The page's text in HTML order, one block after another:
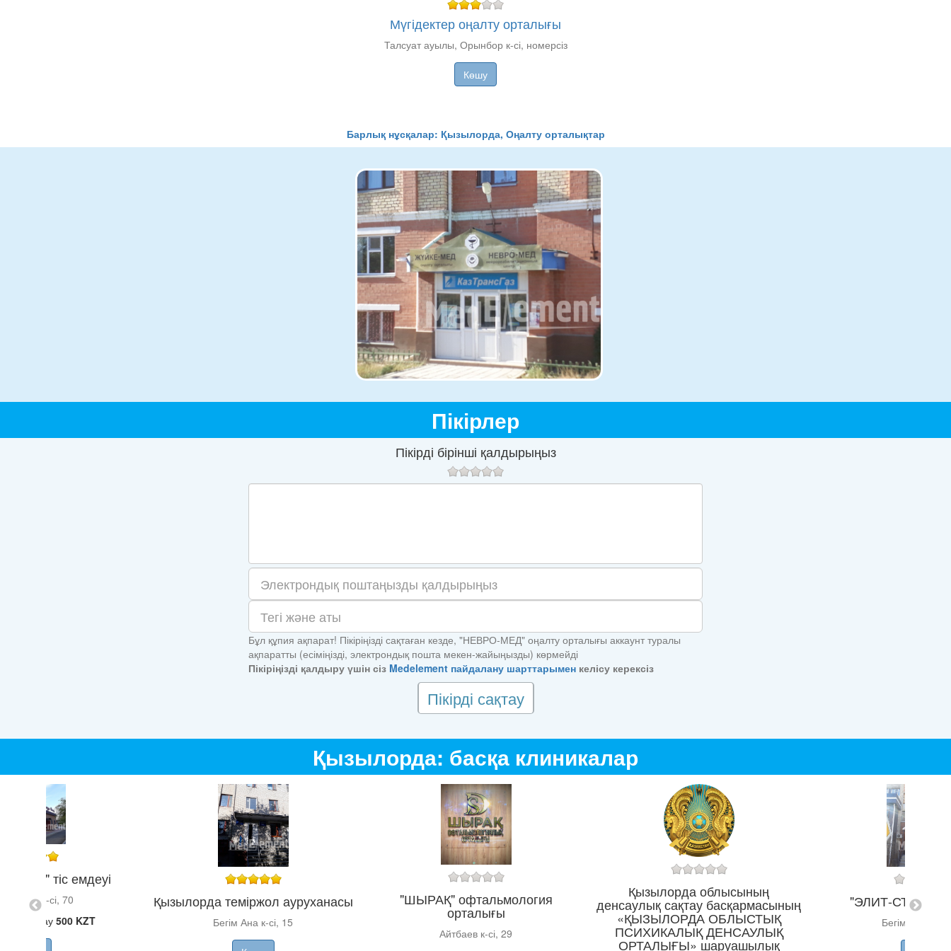
Мүгідектер оңалту орталығы
Талсуат ауылы, Орынбор к-сі, номерсіз
Көшу
Барлық нұсқалар: Қызылорда, Оңалту орталықтар
Пікірлер
Пікірді бірінші қалдырыңыз
Бұл құпия ақпарат! Пікіріңізді сақтаған кезде, "НЕВРО-МЕД" оңалту орталығы аккаунт туралы
ақпаратты (есіміңізді, электрондық пошта мекен-жайыңызды) көрмейді
Пікіріңізді қалдыру үшін сіз Medelement пайдалану шарттарымен келісу керексіз
Пікірді сақтау
Қызылорда: басқа клиникалар
тіс емдеуі
Ата к-сі, 70
қабылдау 500 KZT
Қызылорда теміржол ауруханасы
Бегім Ана к-сі, 15
"ШЫРАҚ" офтальмология
орталығы
Айтбаев к-сі, 29
Қызылорда облысының
денсаулық сақтау басқармасының
«ҚЫЗЫЛОРДА ОБЛЫСТЫҚ
ПСИХИКАЛЫҚ ДЕНСАУЛЫҚ
ОРТАЛЫҒЫ» шаруашылық
"ЭЛИТ-СТОМ"
Бегім Ана к-